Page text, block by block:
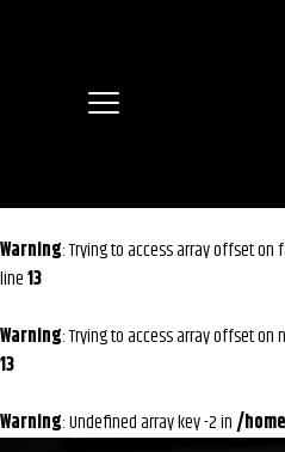
Warning : Trying to access array offset on
line13
Warning : Trying to access array offset on
13
Warning : Undefined array key -2 in/